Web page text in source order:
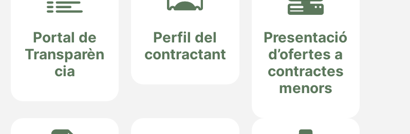
Portal de
Transparèn
cia
Perfil del
contractant
Presentació
d’ofertes a
contractes
menors